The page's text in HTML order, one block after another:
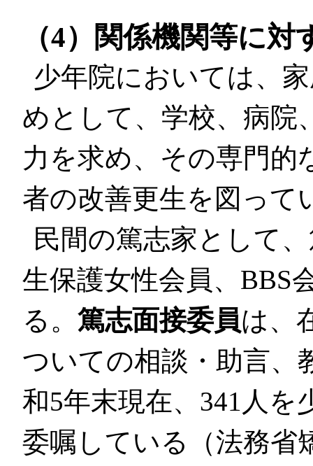
（4）関係機関等に
少年院においては、
めとして、学校、病院
力を求め、その専門的
者の改善更生を図って
民間の篤志家として
生保護女性会員、BBS
る。 篤志面接委員は、
ついての相談・助言、
和5年末現在、341人を
委嘱している（法務省